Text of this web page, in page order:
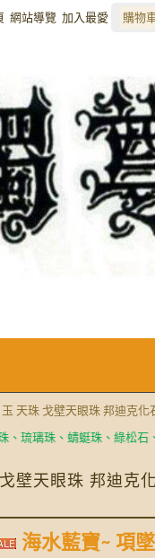
網站導覽 加入最愛 購物
天珠 戈壁天眼珠 邦迪克
珠、蜻蜓珠、綠松石、山
壁天眼珠 邦迪克
海水藍寶~ 項